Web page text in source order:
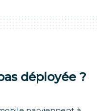
déployée ?